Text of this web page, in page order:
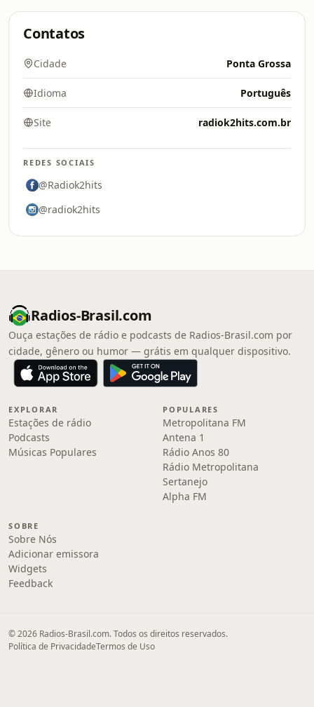
Contatos
Cidade Ponta Grossa
Idioma Português
Site radiok2hits.com.br
REDES SOCIAIS
@Radiok2hits
@radiok2hits
Radios-Brasil.com
Ouça estações de rádio e podcasts de Radios-Brasil.com por
cidade, gênero ou humor — grátis em qualquer dispositivo.
EXPLORAR
Estações de rádio
Podcasts
Músicas Populares
POPULARES
Metropolitana FM
Antena 1
Rádio Anos 80
Rádio Metropolitana
Sertanejo
Alpha FM
SOBRE
Sobre Nós
Adicionar emissora
Widgets
Feedback
© 2026 Radios-Brasil.com. Todos os direitos reservados.
Política de PrivacidadeTermos de Uso